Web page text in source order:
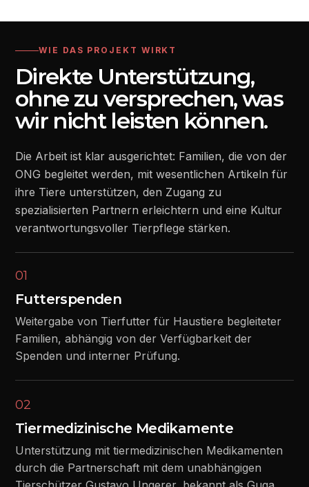
WIE DAS PROJEKT WIRKT
Direkte Unterstützung,
ohne zu versprechen, was
wir nicht leisten können.
Die Arbeit ist klar ausgerichtet: Familien, die von der
ONG begleitet werden, mit wesentlichen Artikeln für
ihre Tiere unterstützen, den Zugang zu
spezialisierten Partnern erleichtern und eine Kultur
verantwortungsvoller Tierpflege stärken.
01
Futterspenden
Weitergabe von Tierfutter für Haustiere begleiteter
Familien, abhängig von der Verfügbarkeit der
Spenden und interner Prüfung.
02
Tiermedizinische Medikamente
Unterstützung mit tiermedizinischen Medikamenten
durch die Partnerschaft mit dem unabhängigen